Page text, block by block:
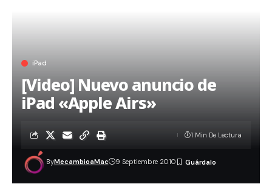
iPad
[Video] Nuevo anuncio de
iPad «Apple Airs»
ByMecambioaMac 9 Septiembre 2010
1 Min De Lectura